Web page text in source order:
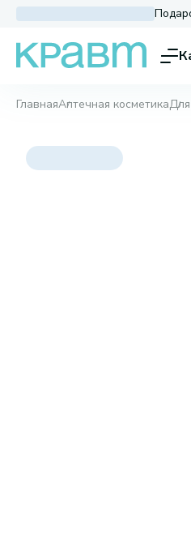
ГлавнаяАптечная косметика